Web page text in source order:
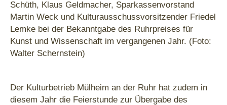
Schüth, Klaus Geldmacher, Sparkassenvorstand
Martin Weck und Kulturausschussvorsitzender Friedel
Lemke bei der Bekanntgabe des Ruhrpreises für
Kunst und Wissenschaft im vergangenen Jahr. (Foto:
Walter Schernstein)
Der Kulturbetrieb Mülheim an der Ruhr hat zudem in
diesem Jahr die Feierstunde zur Übergabe des